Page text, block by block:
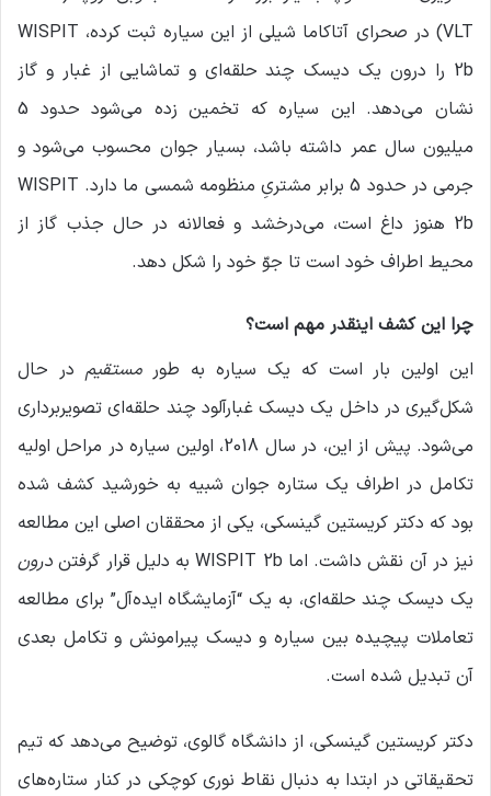
VLT) در صحرای آتاکاما شیلی از این سیاره ثبت کرده، WISPIT
2b را درون یک دیسک چند حلقه‌ای و تماشایی از غبار و گاز
نشان می‌دهد. این سیاره که تخمین زده می‌شود حدود 5
میلیون سال عمر داشته باشد، بسیار جوان محسوب می‌شود و
جرمی در حدود 5 برابر مشتریِ منظومه شمسی ما دارد. WISPIT
2b هنوز داغ است، می‌درخشد و فعالانه در حال جذب گاز از
محیط اطراف خود است تا جوّ خود را شکل دهد.
چرا این کشف اینقدر مهم است؟
این اولین بار است که یک سیاره به طورمستقیم در حال
شکل‌گیری در داخل یک دیسک غبارآلود چند حلقه‌ای تصویربرداری
می‌شود. پیش از این، در سال 2018، اولین سیاره در مراحل اولیه
تکامل در اطراف یک ستاره جوان شبیه به خورشید کشف شده
بود که دکتر کریستین گینسکی، یکی از محققان اصلی این مطالعه
نیز در آن نقش داشت. اما WISPIT 2b به دلیل قرار گرفتن
درون
یک دیسک چند حلقه‌ای، به یک “آزمایشگاه ایده‌آل” برای مطالعه
تعاملات پیچیده بین سیاره و دیسک پیرامونش و تکامل بعدی
آن تبدیل شده است.
دکتر کریستین گینسکی، از دانشگاه گالوی، توضیح می‌دهد که تیم
تحقیقاتی در ابتدا به دنبال نقاط نوری کوچکی در کنار ستاره‌های